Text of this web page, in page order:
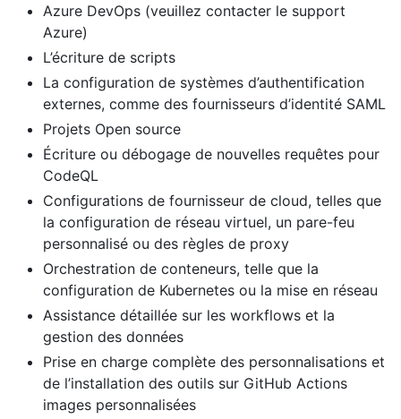
Azure DevOps (veuillez contacter le support
Azure)
L’écriture de scripts
La configuration de systèmes d’authentification
externes, comme des fournisseurs d’identité SAML
Projets Open source
Écriture ou débogage de nouvelles requêtes pour
CodeQL
Configurations de fournisseur de cloud, telles que
la configuration de réseau virtuel, un pare-feu
personnalisé ou des règles de proxy
Orchestration de conteneurs, telle que la
configuration de Kubernetes ou la mise en réseau
Assistance détaillée sur les workflows et la
gestion des données
Prise en charge complète des personnalisations et
de l’installation des outils sur GitHub Actions
images personnalisées